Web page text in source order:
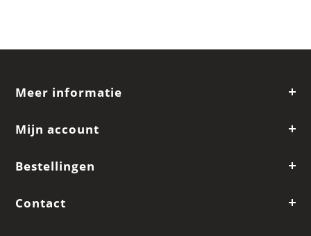
Meer informatie
Mijn account
Bestellingen
Contact